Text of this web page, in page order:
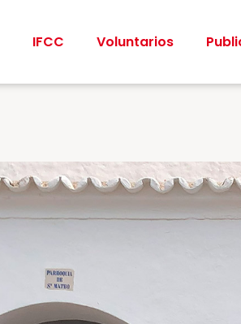
IFCC Voluntarios